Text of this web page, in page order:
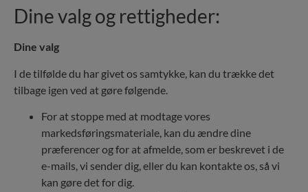
Dine valg og rettigheder:
Dine valg
I de tilfølde du har givet os samtykke, kan du trække det
tilbage igen ved at gøre følgende.
For at stoppe med at modtage vores
markedsføringsmateriale, kan du ændre dine
præferencer og for at afmelde, som er beskrevet i de
e-mails, vi sender dig, eller du kan kontakte os, så vi
kan gøre det for dig.